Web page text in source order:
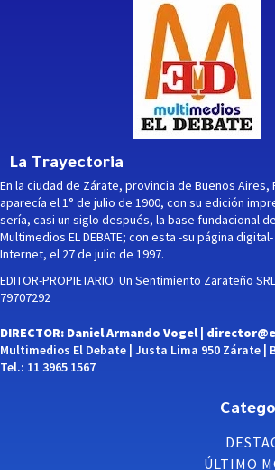
La Trayectoria
En la ciudad de Zárate, provincia de Buenos Aires,
aparecía el 1° de julio de 1900, con su edición
sería, casi un siglo después, la base fundacional
Multimedios EL DEBATE; con esta -su página
Internet, el 27 de julio de 1997.
EDITOR-PROPIETARIO: Un Sentimiento Zarateño
79707292
DIRECTOR: Daniel Armando Vogel |
Multimedios El Debate | Justa Lima 950 Zárate |
Tel.: 11 3965 1567
ÚLTIMO